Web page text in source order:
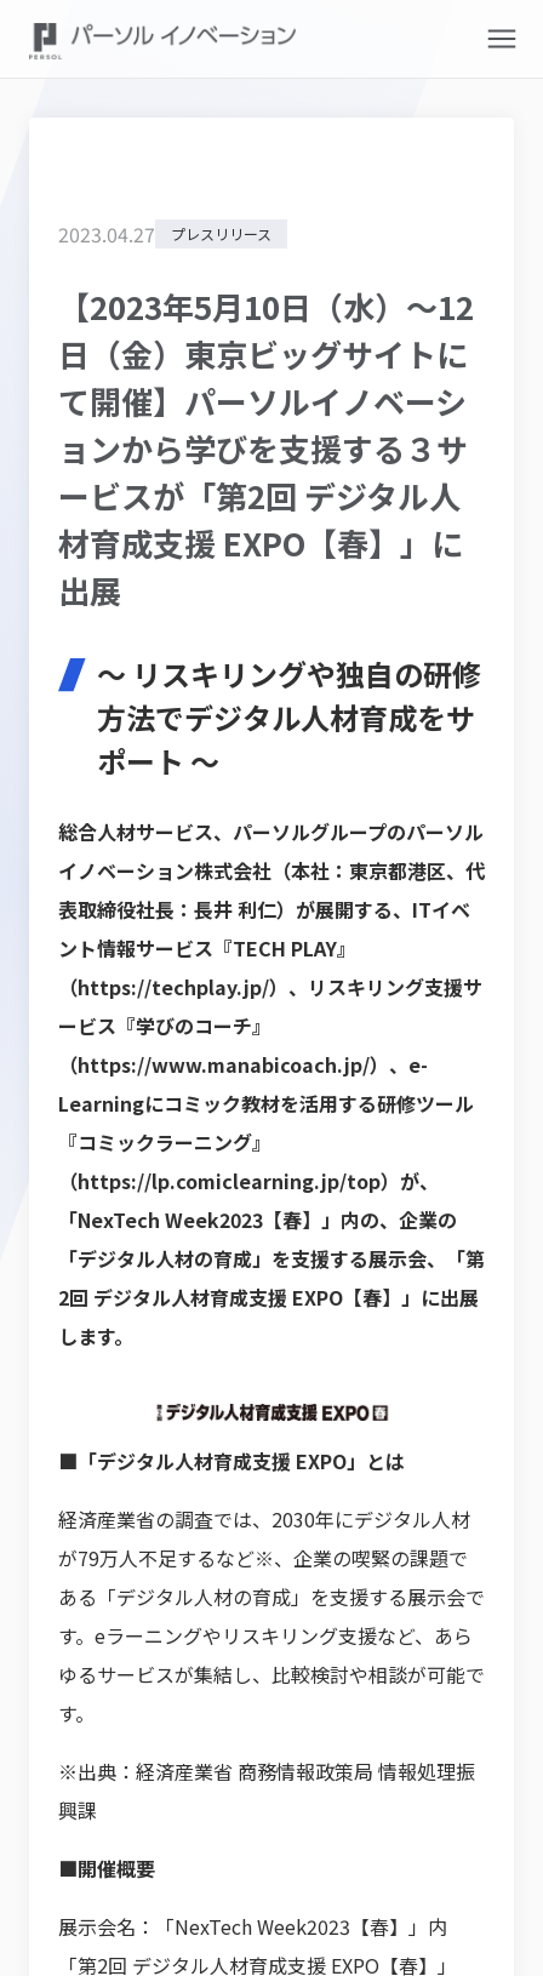
2023.04.27 プレスリリース
【2023年5月10日（水）～12
日（金）東京ビッグサイトに
て開催】パーソルイノベーシ
ョンから学びを支援する３サ
ービスが「第2回 デジタル人
材育成支援 EXPO【春】」に
出展
～ リスキリングや独自の研修
方法でデジタル人材育成をサ
ポート ～
総合人材サービス、パーソルグループのパーソル
イノベーション株式会社（本社：東京都港区、代
表取締役社長：長井 利仁）が展開する、ITイベ
ント情報サービス『TECH PLAY』
（https://techplay.jp/）、リスキリング支援サ
ービス『学びのコーチ』
（https://www.manabicoach.jp/）、e-
Learningにコミック教材を活用する研修ツール
『コミックラーニング』
（https://lp.comiclearning.jp/top）が、
「NexTech Week2023【春】」内の、企業の
「デジタル人材の育成」を支援する展示会、「第
2回 デジタル人材育成支援 EXPO【春】」に出展
します。
■「デジタル人材育成支援 EXPO」とは
経済産業省の調査では、2030年にデジタル人材
が79万人不足するなど※、企業の喫緊の課題で
ある「デジタル人材の育成」を支援する展示会で
す。eラーニングやリスキリング支援など、あら
ゆるサービスが集結し、比較検討や相談が可能で
す。
※出典：経済産業省 商務情報政策局 情報処理振
興課
■開催概要
展示会名：「NexTech Week2023【春】」内
「第2回 デジタル人材育成支援 EXPO【春】」